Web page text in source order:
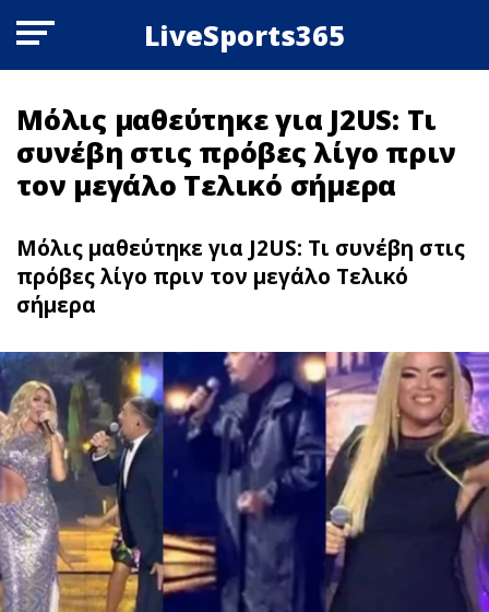
LiveSports365
Μόλις μαθεύτηκε για J2US: Τι
συνέβη στις πρόβες λίγο πριν
τον μεγάλο Τελικό σήμερα
Μόλις μαθεύτηκε για J2US: Τι συνέβη στις
πρόβες λίγο πριν τον μεγάλο Τελικό
σήμερα